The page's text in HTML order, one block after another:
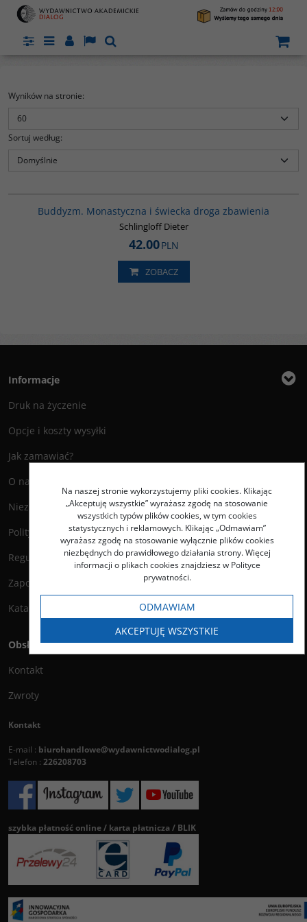
PanelMenuPanelLangSzukaj
Wyników na stronie:
Sortuj według:
Buddyzm. Monastyczna i świecka droga zbawienia
Schlingloff Dieter
42.00PLN
ZOBACZ
Informacje
Druk na życzenie
Opcje i koszty wysyłki
Jak zamawiać?
O nas
Niezbędnik Autora
Polityka prywatności
Regulamin księgarni
Zapowiedzi
Katalog
Obsługa klienta
Kontakt
Zwroty
Kontakt
E-mail : biurohandlowe@wydawnictwodialog.pl
Telefon : 226208703
szybka płatność online / karta płatnicza / BLIK
Na naszej stronie wykorzystujemy pliki cookies. Klikając
„Akceptuję wszystkie” wyrażasz zgodę na stosowanie
wszystkich typów plików cookies, w tym cookies
statystycznych i reklamowych. Klikając „Odmawiam”
wyrażasz zgodę na stosowanie wyłącznie plików cookies
niezbędnych do prawidłowego działania strony. Więcej
informacji o plikach cookies znajdziesz w Polityce
prywatności.
ODMAWIAM
AKCEPTUJĘ WSZYSTKIE